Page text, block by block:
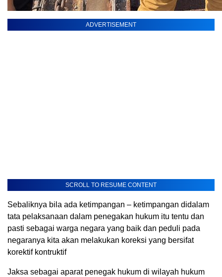
ADVERTISEMENT
SCROLL TO RESUME CONTENT
Sebaliknya bila ada ketimpangan – ketimpangan didalam
tata pelaksanaan dalam penegakan hukum itu tentu dan
pasti sebagai warga negara yang baik dan peduli pada
negaranya kita akan melakukan koreksi yang bersifat
korektif kontruktif
Jaksa sebagai aparat penegak hukum di wilayah hukum